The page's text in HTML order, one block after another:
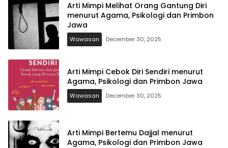
Arti Mimpi Melihat Orang Gantung Diri
menurut Agama, Psikologi dan Primbon
Jawa
Wawasan December 30, 2025
Arti Mimpi Cebok Diri Sendiri menurut
Agama, Psikologi dan Primbon Jawa
Wawasan December 30, 2025
Arti Mimpi Bertemu Dajjal menurut
Agama, Psikologi dan Primbon Jawa